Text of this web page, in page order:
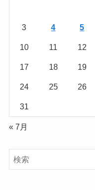
3 4 5
10 11 12
17 18 19
24 25 26
31
« 7月